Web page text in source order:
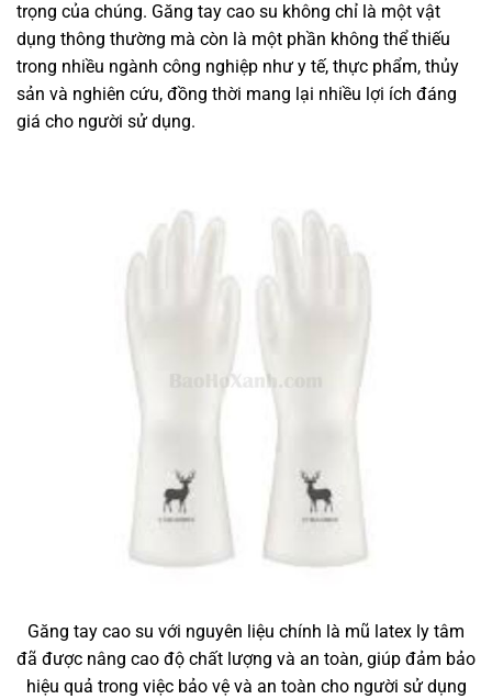
trọng của chúng. Găng tay cao su không chỉ là một vật
dụng thông thường mà còn là một phần không thể thiếu
trong nhiều ngành công nghiệp như y tế, thực phẩm, thủy
sản và nghiên cứu, đồng thời mang lại nhiều lợi ích đáng
giá cho người sử dụng.
Găng tay cao su với nguyên liệu chính là mũ latex ly tâm
đã được nâng cao độ chất lượng và an toàn, giúp đảm bảo
hiệu quả trong việc bảo vệ và an toàn cho người sử dụng